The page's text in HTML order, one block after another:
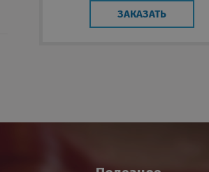
ЗАКАЗАТЬ